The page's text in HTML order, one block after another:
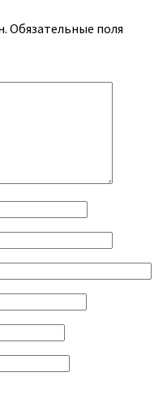
Обязательные поля